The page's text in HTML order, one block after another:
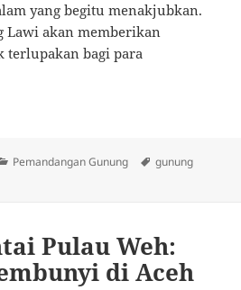
yang begitu menakjubkan.
Lawi akan memberikan
terlupakan bagi para
Categories
Pemandangan Gunung Tags
gunung
Pulau Weh:
di Aceh